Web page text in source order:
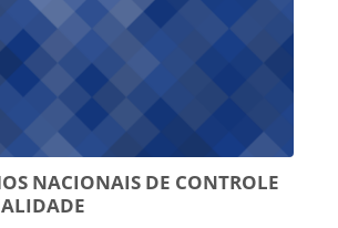
NACIONAIS DE CONTROLE